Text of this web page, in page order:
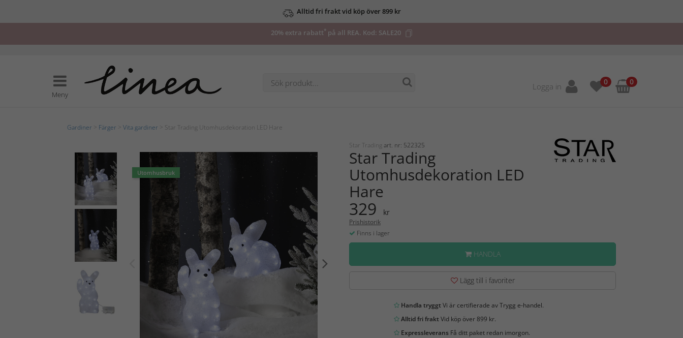
Alltid fri frakt vid köp över 899 kr
20% extra rabatt*på all REA. Kod: SALE20
Meny
Logga in 0 0
Gardiner Färger Vita gardiner > Star Trading Utomhusdekoration LED Hare
Utomhusbruk
Star Trading art. nr: 522325
Star Trading
Utomhusdekoration LED
Hare
329 kr
Prishistorik
Finns i lager
HANDLA
Lägg till i favoriter
Handla tryggtVi är certifierade av Trygg e-handel.
Alltid fri fraktVid köp över 899 kr.
ExpressleveransFå ditt paket redan imorgon.